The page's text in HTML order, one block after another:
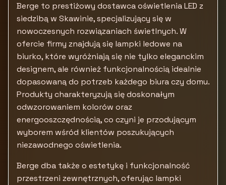
Berge to prestiżowy dostawca oświetlenia LED z
siedzibą w Skawinie, specjalizujący się w
nowoczesnych rozwiązaniach świetlnych. W
ofercie firmy znajdują się lampki ledowe na
biurko, które wyróżniają się nie tylko eleganckim
designem, ale również funkcjonalnością idealnie
dopasowaną do potrzeb każdego biura czy domu.
Produkty charakteryzują się doskonałym
odwzorowaniem kolorów oraz
energooszczędnością, co czyni je przodującym
wyborem wśród klientów poszukujących
niezawodnego oświetlenia.
Berge dba także o estetykę i funkcjonalność
przestrzeni zewnętrznych, oferując lampki